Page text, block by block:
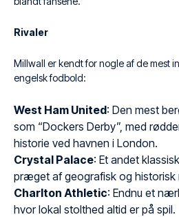
Rivaler
Millwall er kendt for nogle af de mest
engelsk fodbold:
West Ham United: Den mest
som “Dockers Derby”, med
historie ved havnen i London.
Crystal Palace: Et andet
præget af geografisk og historisk
Charlton Athletic: Endnu et
hvor lokal stolthed altid er på spil.